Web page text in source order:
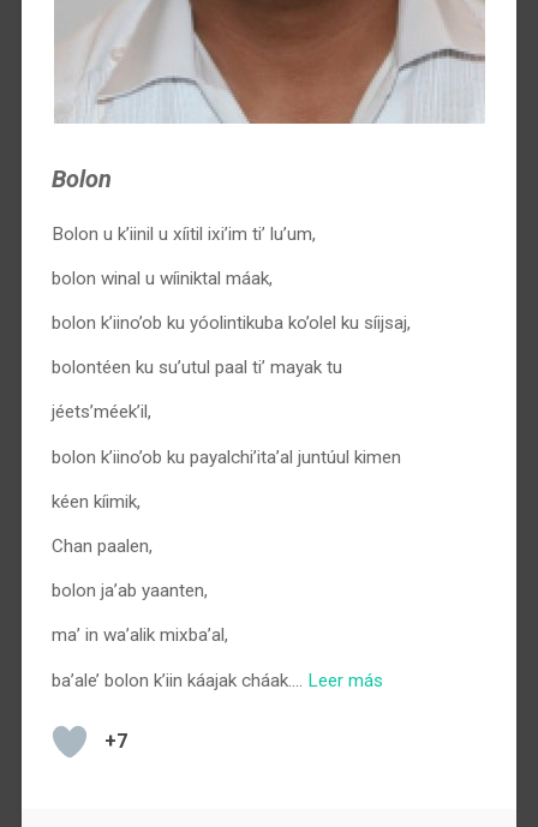
Bolon
Bolon u k’iinil u xíitil ixi’im ti’ lu’um,
bolon winal u wíiniktal máak,
bolon k’iino’ob ku yóolintikuba ko’olel ku síijsaj,
bolontéen ku su’utul paal ti’ mayak tu
jéets’méek’il,
bolon k’iino’ob ku payalchi’ita’al juntúul kimen
kéen kíimik,
Chan paalen,
bolon ja’ab yaanten,
ma’ in wa’alik mixba’al,
ba’ale’ bolon k’iin káajak cháak.… Leer más
+7